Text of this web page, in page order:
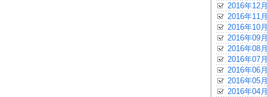
2016年12月
2016年11月
2016年10月
2016年09月
2016年08月
2016年07月
2016年06月
2016年05月
2016年04月